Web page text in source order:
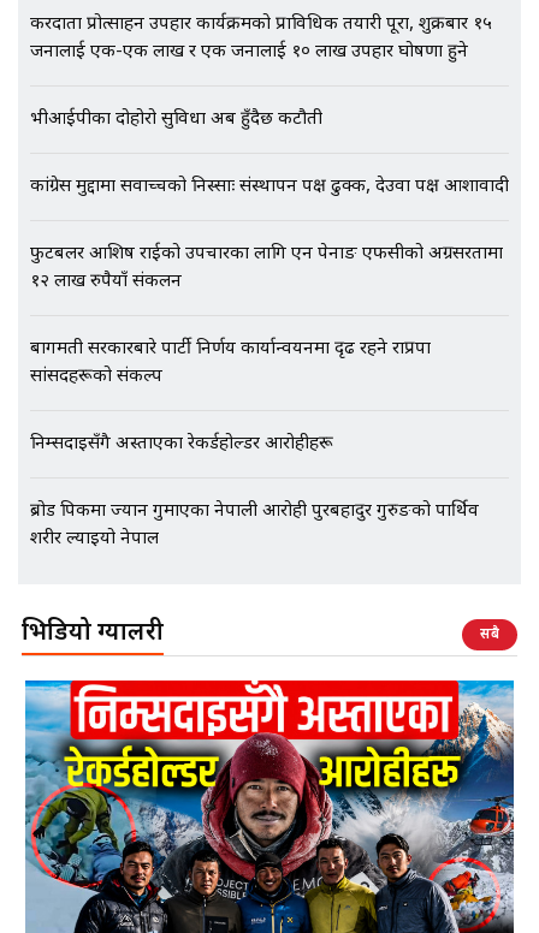
करदाता प्रोत्साहन उपहार कार्यक्रमको प्राविधिक तयारी पूरा, शुक्रबार १५
जनालाई एक-एक लाख र एक जनालाई १० लाख उपहार घोषणा हुने
भीआईपीका दोहोरो सुविधा अब हुँदैछ कटौती
कांग्रेस मुद्दामा सर्वोच्चको निस्साः संस्थापन पक्ष ढुक्क, देउवा पक्ष आशावादी
फुटबलर आशिष राईको उपचारका लागि एन पेनाङ एफसीको अग्रसरतामा
१२ लाख रुपैयाँ संकलन
बागमती सरकारबारे पार्टी निर्णय कार्यान्वयनमा दृढ रहने राप्रपा
सांसदहरूको संकल्प
निम्सदाइसँगै अस्ताएका रेकर्डहोल्डर आरोहीहरू
ब्रोड पिकमा ज्यान गुमाएका नेपाली आरोही पुरबहादुर गुरुङको पार्थिव
शरीर ल्याइयो नेपाल
भिडियो ग्यालरी सबै